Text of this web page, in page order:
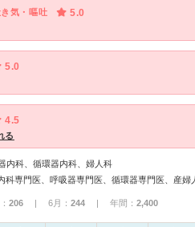
気・嘔吐 5.0
5.0
4.5
る
内科、循環器内科、婦人科
科専門医、呼吸器専門医、循環器専門医、産婦
206 | 6月： 244 | 年間： 2,400